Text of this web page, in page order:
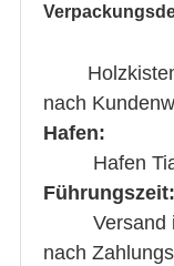
Holzkisten/
nach
Hafen:
Hafen
Führungszeit:
Versand
nach